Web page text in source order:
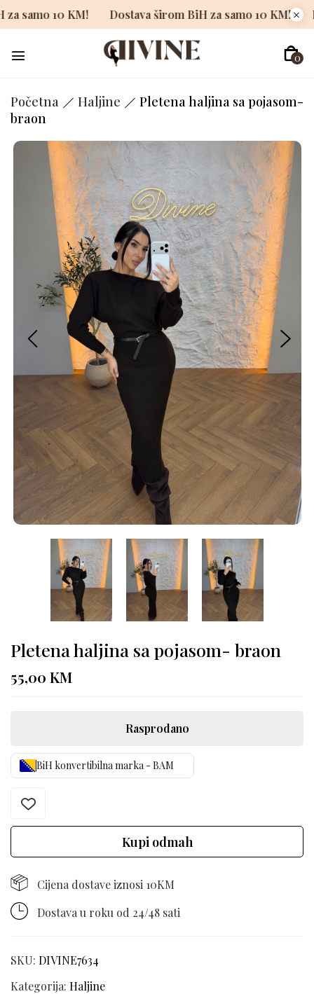
BiH za samo 10 KM! Dostava širom BiH za samo 10
0
Početna Haljine
Pletena haljina sa pojasom-
braon
Pletena haljina sa pojasom- braon
55,00 KM
Rasprodano
BiH konvertibilna marka - BAM
Kupi odmah
Cijena dostave iznosi 10KM
Dostava u roku od 24/48 sati
SKU: DIVINE7634
Kategorija: Haljine